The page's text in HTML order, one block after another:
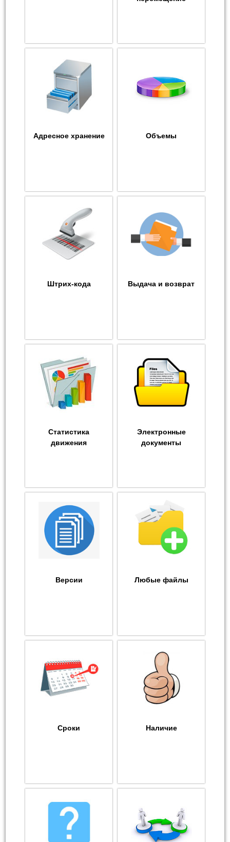
Адресное хранение Объемы
Штрих-кода Выдача и возврат
Статистика
движения
Электронные
документы
Версии Любые файлы
Сроки Наличие